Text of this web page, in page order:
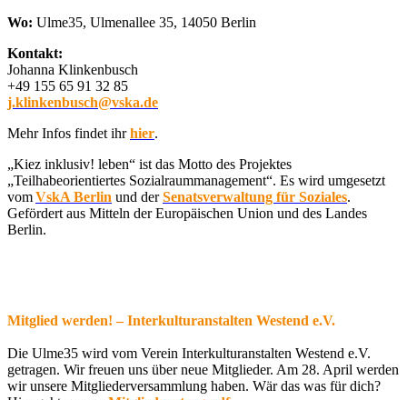
Wo: Ulme35, Ulmenallee 35, 14050 Berlin
Kontakt:
Johanna Klinkenbusch
+49 155 65 91 32 85
j.klinkenbusch@vska.de
Mehr Infos findet ihrhier.
„Kiez inklusiv! leben“ ist das Motto des Projektes
„Teilhabeorientiertes Sozialraummanagement“. Es wird umgesetzt
vomVskA Berlin und derSenatsverwaltung für Soziales.
Gefördert aus Mitteln der Europäischen Union und des Landes
Berlin.
Mitglied werden! – Interkulturanstalten Westend e.V.
Die Ulme35 wird vom Verein Interkulturanstalten Westend e.V.
getragen. Wir freuen uns über neue Mitglieder. Am 28. April werden
wir unsere Mitgliederversammlung haben. Wär das was für dich?